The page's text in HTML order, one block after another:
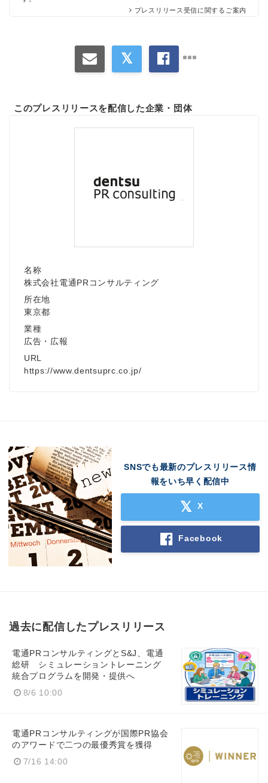
プレスリリース受信に関するご案内
このプレスリリースを配信した企業・団体
名称
株式会社電通PRコンサルティング
所在地
東京都
業種
広告・広報
URL
https://www.dentsuprc.co.jp/
SNSでも最新のプレスリリース情
報をいち早く配信中
X
Facebook
過去に配信したプレスリリース
電通PRコンサルティングとS&J、電通
総研 シミュレーショントレーニング
統合プログラムを開発・提供へ
8/6 10:00
電通PRコンサルティングが国際PR協会
のアワードで二つの最優秀賞を獲得
7/16 14:00